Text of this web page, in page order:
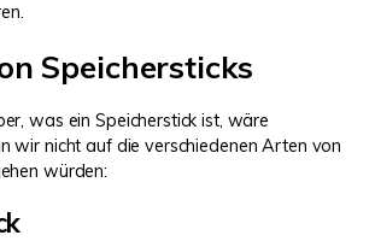
Speichersticks
was ein Speicherstick ist, wäre
wir nicht auf die verschiedenen Arten von
würden: